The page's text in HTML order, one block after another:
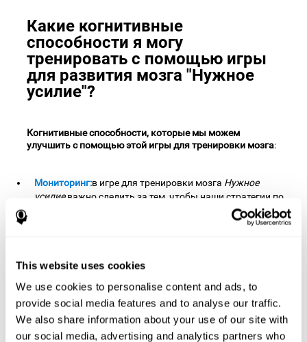
This website uses cookies
We use cookies to personalise content and ads, to
provide social media features and to analyse our traffic.
We also share information about your use of our site with
our social media, advertising and analytics partners who
Какие когнитивные
способности я могу
тренировать с помощью игры
для развития мозга "Нужное
усилие"?
Когнитивные способности, которые мы можем
улучшить с помощью этой игры для тренировки мозга:
Мониторинг:в игре для тренировки мозга Нужное
усилиеважно следить за тем, чтобы наши стратегии по
удалению объектов были эффективными, в противном
случае придётся поменять план. За это отвечает навык
мониторингу может помочь нам не отклониться от
на собрании.
Планирование:для успешного прохождения уровней в
умной игреНужное усилие
необходимо планирование,